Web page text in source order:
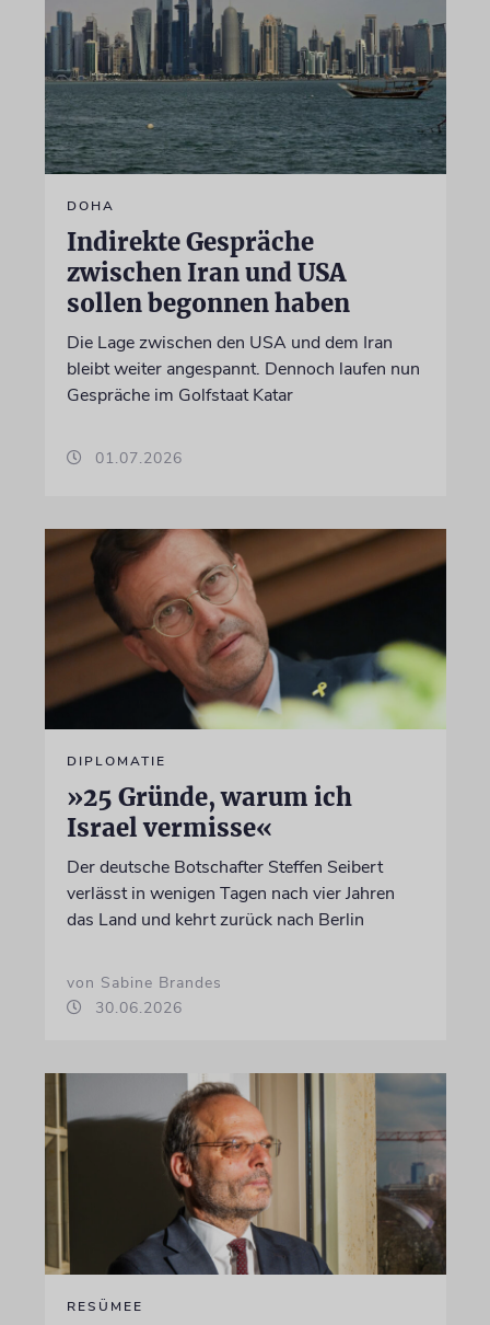
DOHA
Indirekte Gespräche
zwischen Iran und USA
sollen begonnen haben
Die Lage zwischen den USA und dem Iran
bleibt weiter angespannt. Dennoch laufen nun
Gespräche im Golfstaat Katar
01.07.2026
DIPLOMATIE
»25 Gründe, warum ich
Israel vermisse«
Der deutsche Botschafter Steffen Seibert
verlässt in wenigen Tagen nach vier Jahren
das Land und kehrt zurück nach Berlin
von Sabine Brandes
30.06.2026
RESÜMEE